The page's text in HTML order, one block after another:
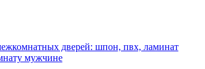
дверей: шпон, пвх, ламинат
мужчине